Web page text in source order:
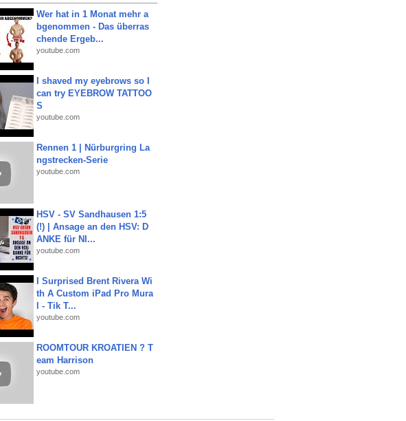
Wer hat in 1 Monat mehr a
bgenommen - Das überras
chende Ergeb...
youtube.com
I shaved my eyebrows so I
can try EYEBROW TATTOO
S
youtube.com
Rennen 1 | Nürburgring La
ngstrecken-Serie
youtube.com
HSV - SV Sandhausen 1:5
(!) | Ansage an den HSV: D
ANKE für NI...
youtube.com
I Surprised Brent Rivera Wi
th A Custom iPad Pro Mura
l - Tik T...
youtube.com
ROOMTOUR KROATIEN ? T
eam Harrison
youtube.com